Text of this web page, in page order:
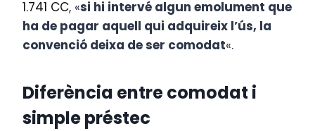
1.741 CC, «si hi intervé algun emolument que
ha de pagar aquell qui adquireix l’ús, la
convenció deixa de ser comodat«.
Diferència entre comodat i
simple préstec